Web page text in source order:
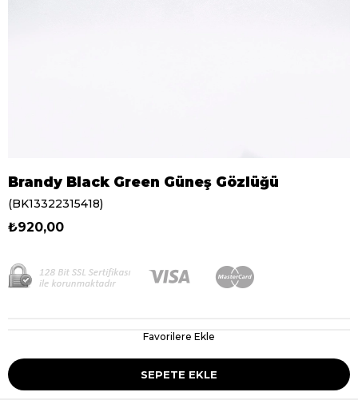
Brandy Black Green Güneş Gözlüğü
(BK13322315418)
₺920,00
Favorilere Ekle